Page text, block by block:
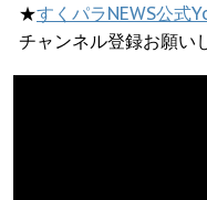
★すくパラNEWS公式
チャンネル登録お願い